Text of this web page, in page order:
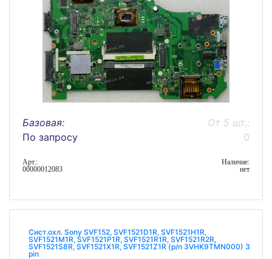
Базовая:
По запросу
От 5 шт.:
0
Арт.:
00000012083
Наличие:
нет
Сист.охл. Sony SVF152, SVF1521D1R, SVF1521H1R,
SVF1521M1R, SVF1521P1R, SVF1521R1R, SVF1521R2R,
SVF1521S8R, SVF1521X1R, SVF1521Z1R (p/n 3VHK9TMN000) 3
pin